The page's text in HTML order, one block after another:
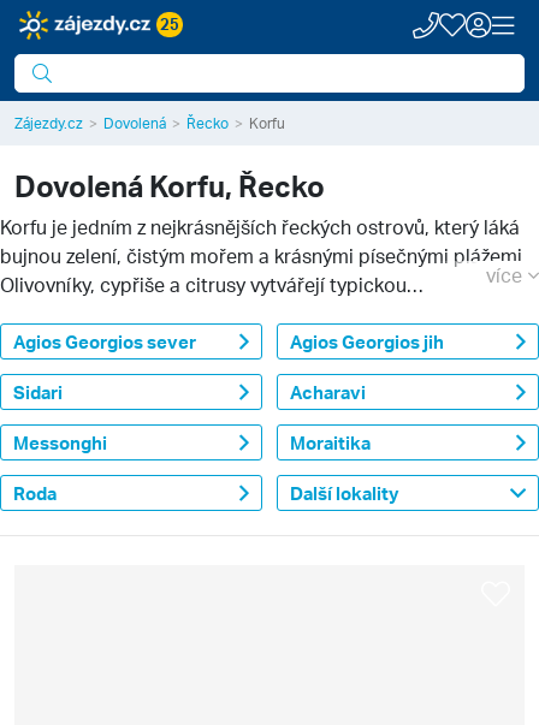
25
Zájezdy.cz Dovolená Řecko Korfu
Dovolená Korfu, Řecko
Korfu je jedním z nejkrásnějších řeckých ostrovů, který láká
bujnou zelení, čistým mořem a krásnými písečnými plážemi.
Olivovníky, cypřiše a citrusy vytvářejí typickou
Ostrov ocení rodiny s dětmi, milovníci přírody i cestovatele
bažící po historických památkách.
více
Agios Georgios sever Agios Georgios jih
Sidari Acharavi
Messonghi Moraitika
Roda Další lokality